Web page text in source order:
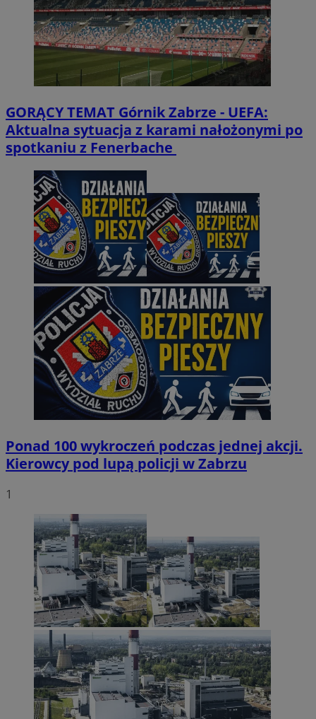
GORĄCY TEMAT Górnik Zabrze - UEFA:
Aktualna sytuacja z karami nałożonymi po
spotkaniu z Fenerbache
Ponad 100 wykroczeń podczas jednej akcji.
Kierowcy pod lupą policji w Zabrzu
1